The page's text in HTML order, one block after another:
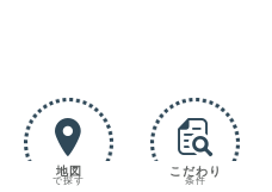
地図
で探す
こだわり
条件